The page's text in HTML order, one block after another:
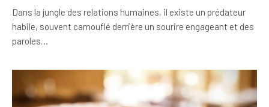
Dans la jungle des relations humaines, il existe un prédateur
habile, souvent camouflé derrière un sourire engageant et des
paroles…